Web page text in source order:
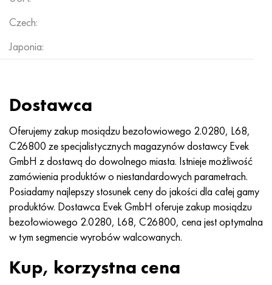
Czech:
Japonia:
Dostawca
Oferujemy zakup mosiądzu bezołowiowego 2.0280, L68,
C26800 ze specjalistycznych magazynów dostawcy Evek
GmbH z dostawą do dowolnego miasta. Istnieje możliwość
zamówienia produktów o niestandardowych parametrach.
Posiadamy najlepszy stosunek ceny do jakości dla całej gamy
produktów. Dostawca Evek GmbH oferuje zakup mosiądzu
bezołowiowego 2.0280, L68, C26800, cena jest optymalna
w tym segmencie wyrobów walcowanych.
Kup, korzystna cena